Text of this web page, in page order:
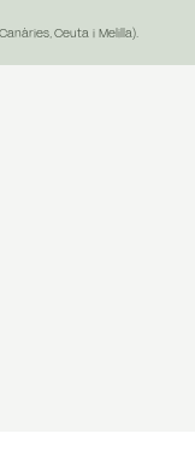
Ceuta i Melilla).